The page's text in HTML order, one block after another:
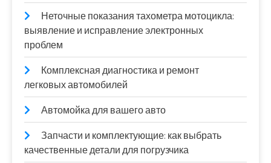
Неточные показания тахометра мотоцикла:
выявление и исправление электронных
проблем
Комплексная диагностика и ремонт
легковых автомобилей
Автомойка для вашего авто
Запчасти и комплектующие: как выбрать
качественные детали для погрузчика